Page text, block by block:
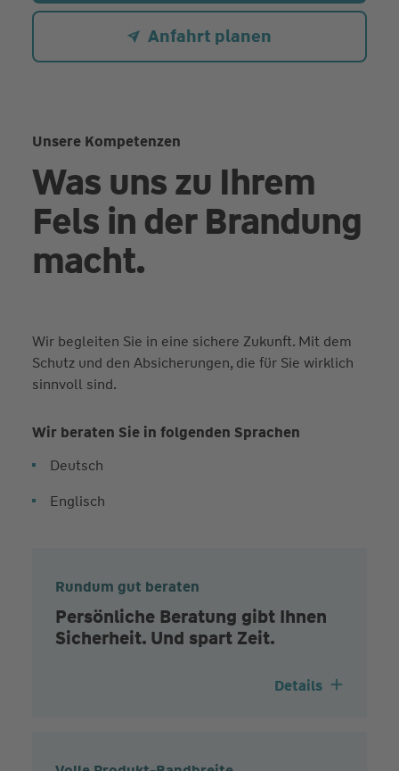
Anfahrt planen
Unsere Kompetenzen
Was uns zu Ihrem
Fels in der Brandung
macht.
Wir begleiten Sie in eine sichere Zukunft. Mit dem
Schutz und den Absicherungen, die für Sie wirklich
sinnvoll sind.
Wir beraten Sie in folgenden Sprachen
Deutsch
Englisch
Rundum gut beraten
Persönliche Beratung gibt Ihnen
Sicherheit. Und spart Zeit.
Details